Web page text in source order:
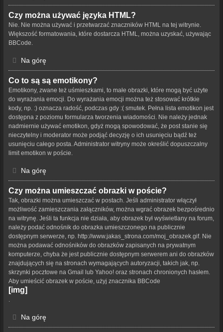
Czy można używać języka HTML?
Nie. Nie można używać i przetwarzać znaczników HTML na tej witrynie.
Większość formatowania, które dostarcza HTML, można uzyskać, używając
BBCode.
Na górę
Co to są są emotikony?
Emotikony, zwane też uśmieszkami, to małe obrazki, które mogą być użyte
do wyrażania emocji. Do wyrażania emocji można też stosować krótkie
kody, np. :) oznacza radość, podczas gdy :( smutek. Pełna lista emotikon jest
dostępna z poziomu formularza tworzenia wiadomości. Nie należy jednak
nadmiernie używać emotikon, gdyż mogą spowodować, że post stanie się
nieczytelny i moderator może podjąć decyzję o ich usunięciu bądź też
usunięciu całego posta. Administrator witryny może określić dopuszczalny
limit emotikon w poście.
Na górę
Czy można umieszczać obrazki w poście?
Tak, obrazki można umieszczać w postach. Jeśli administrator włączył
możliwość zamieszczania załączników, można wgrać obrazek bezpośrednio
na witrynę. Jeśli ta funkcja nie działa, aby obrazek był wyświetlany na forum,
należy podać odnośnik do obrazka umieszczonego na publicznie
dostępnym serwerze, np. http://www.jakas_strona.com/moj_obrazek.gif. Nie
można podawać odnośników do obrazków zapisanych na prywatnym
komputerze, chyba że jest publicznie dostępnym serwerem ani do obrazków
znajdujących się na stronach wymagających autoryzacji, takich jak, np.
skrzynki pocztowe na Gmail lub Yahoo! oraz stronach chronionych hasłem.
Aby umieścić obrazek w poście, użyj znacznika BBCode
[img]
Na górę